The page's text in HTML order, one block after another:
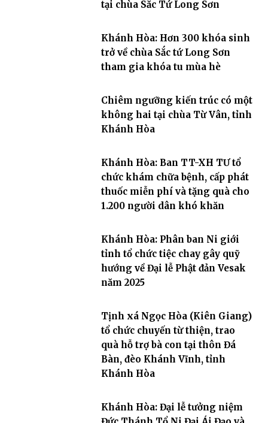
tại chùa Sắc Tứ Long Sơn
Khánh Hòa: Hơn 300 khóa sinh
trở về chùa Sắc tứ Long Sơn
tham gia khóa tu mùa hè
Chiêm ngưỡng kiến trúc có một
không hai tại chùa Từ Vân, tỉnh
Khánh Hòa
Khánh Hòa: Ban TT-XH TƯ tổ
chức khám chữa bệnh, cấp phát
thuốc miễn phí và tặng quà cho
1.200 người dân khó khăn
Khánh Hòa: Phân ban Ni giới
tỉnh tổ chức tiệc chay gây quỹ
hướng về Đại lễ Phật đản Vesak
năm 2025
Tịnh xá Ngọc Hòa (Kiên Giang)
tổ chức chuyến từ thiện, trao
quà hỗ trợ bà con tại thôn Đá
Bàn, đèo Khánh Vĩnh, tỉnh
Khánh Hòa
Khánh Hòa: Đại lễ tưởng niệm